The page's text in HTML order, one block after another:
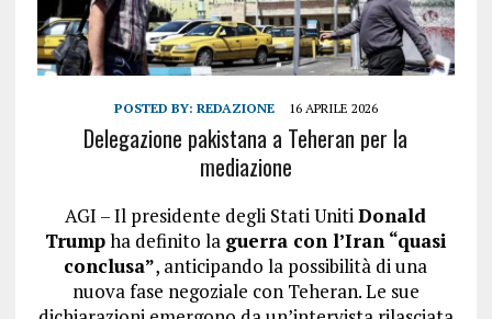
POSTED BY: REDAZIONE 16 APRILE 2026
Delegazione pakistana a Teheran per la
mediazione
AGI – Il presidente degli Stati UnitiDonald
Trumpha definito la guerra con l’Iran “quasi
conclusa”, anticipando la possibilità di una
nuova fase negoziale con Teheran. Le sue